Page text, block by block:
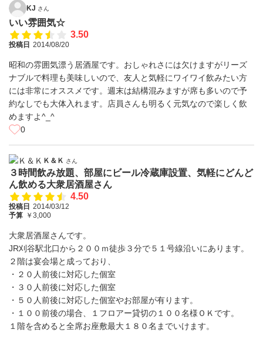
KJ さん
いい雰囲気☆
3.50
投稿日 2014/08/20
昭和の雰囲気漂う居酒屋です。おしゃれさには欠けますがリーズ
ナブルで料理も美味しいので、友人と気軽にワイワイ飲みたい方
には非常にオススメです。週末は結構混みますが席も多いので予
約なしでも大体入れます。店員さんも明るく元気なので楽しく飲
めますよ^_^
0
Ｋ＆Ｋ さん
３時間飲み放題、部屋にビール冷蔵庫設置、気軽にどんど
ん飲める大衆居酒屋さん
4.50
投稿日 2014/03/12
予算 ￥3,000
大衆居酒屋さんです。
JR刈谷駅北口から２００ｍ徒歩３分で５１号線沿いにあります。
２階は宴会場と成っており、
・２０人前後に対応した個室
・３０人前後に対応した個室
・５０人前後に対応した個室やお部屋が有ります。
・１００前後の場合、１フロアー貸切の１００名様ＯＫです。
１階を含めると全席お座敷最大１８０名までいけます。